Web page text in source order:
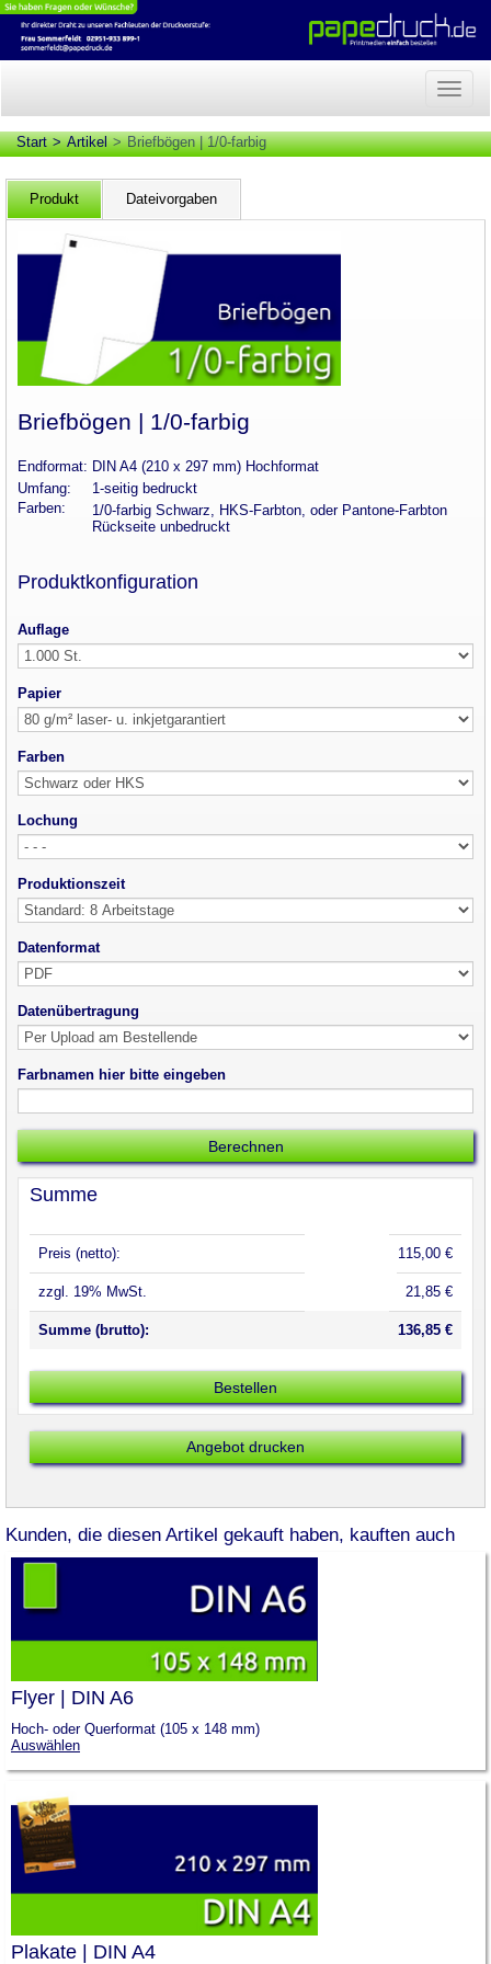
Start Artikel Briefbögen | 1/0-farbig
Produkt Dateivorgaben
Briefbögen | 1/0-farbig
Endformat: DIN A4 (210 x 297 mm) Hochformat
Umfang:
1-seitig bedruckt
Farben:
1/0-farbig Schwarz, HKS-Farbton, oder Pantone-Farbton
Rückseite unbedruckt
Produktkonfiguration
Auflage
Papier
Farben
Lochung
Produktionszeit
Datenformat
Datenübertragung
Farbnamen hier bitte eingeben
Summe
Preis (netto): 115,00 €
zzgl. 19% MwSt. 21,85 €
Summe (brutto): 136,85 €
Angebot drucken
Kunden, die diesen Artikel gekauft haben, kauften auch
Flyer | DIN A6
Hoch- oder Querformat (105 x 148 mm)
Auswählen
Plakate | DIN A4